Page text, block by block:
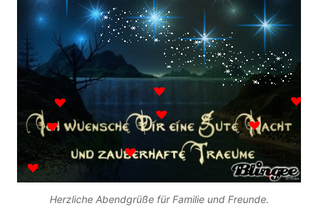
Herzliche Abendgrüße für Familie und Freunde.